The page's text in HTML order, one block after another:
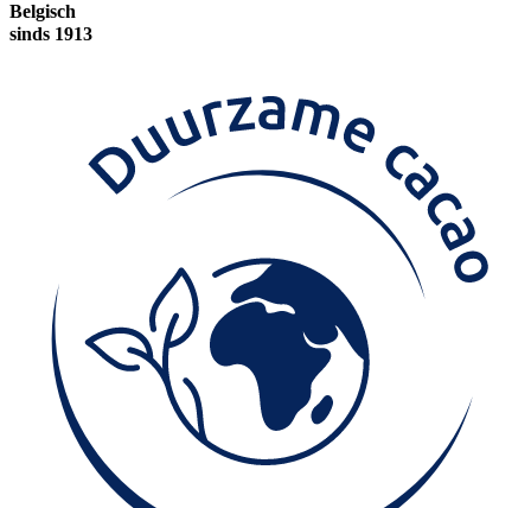
Belgisch
sinds 1913